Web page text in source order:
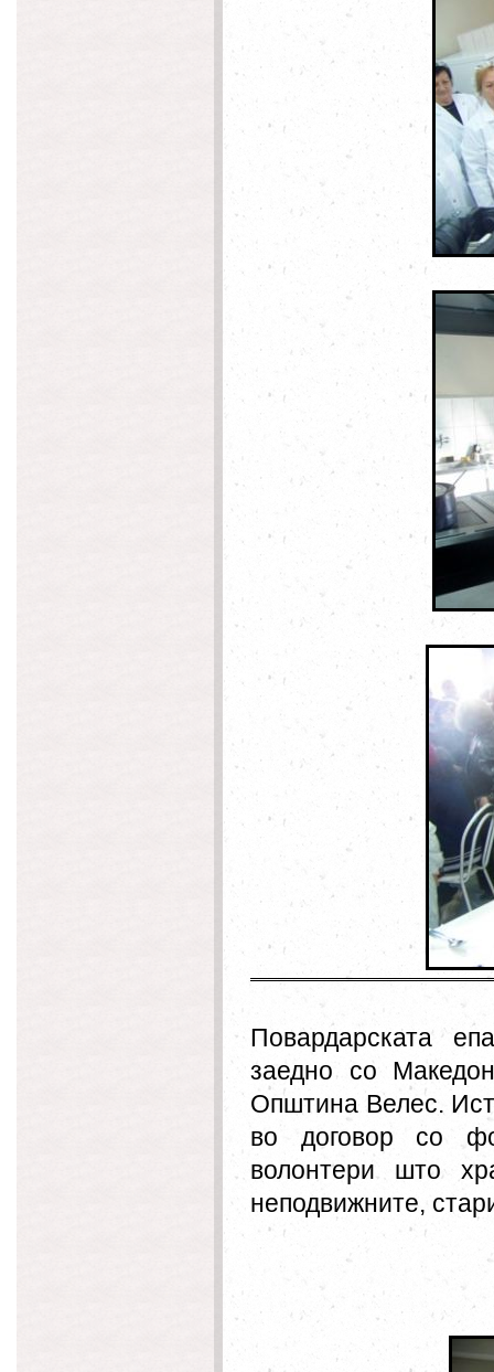
Повардарската
заедно со
Општина Велес.
во договор со
волонтери што
неподвижните,